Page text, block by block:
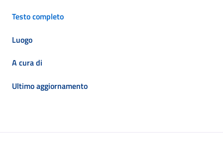
Testo completo
Luogo
A cura di
Ultimo aggiornamento